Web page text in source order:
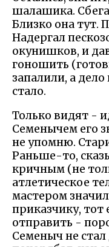
шалашика.
Близко она тут.
Надергал
окунишков, и
гоношить
запалили, а
стало.
Только видят -
Семенычем его
не упомню.
Раньше-то,
кричным (не
атлетическое
мастером
приказчику, тот
отправить -
Семеныч не